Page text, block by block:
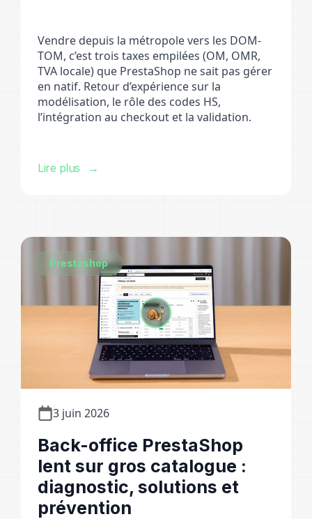
Vendre depuis la métropole vers les DOM-
TOM, c’est trois taxes empilées (OM, OMR,
TVA locale) que PrestaShop ne sait pas gérer
en natif. Retour d’expérience sur la
modélisation, le rôle des codes HS,
l’intégration au checkout et la validation.
Lire plus
Prestashop
3 juin 2026
Back-office PrestaShop
lent sur gros catalogue :
diagnostic, solutions et
prévention